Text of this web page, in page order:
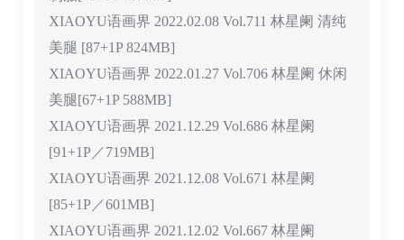
XIAOYU语画界 2022.02.08 Vol.711 林星阑 清纯
美腿 [87+1P 824MB]
XIAOYU语画界 2022.01.27 Vol.706 林星阑 休闲
美腿[67+1P 588MB]
XIAOYU语画界 2021.12.29 Vol.686 林星阑
[91+1P／719MB]
XIAOYU语画界 2021.12.08 Vol.671 林星阑
[85+1P／601MB]
XIAOYU语画界 2021.12.02 Vol.667 林星阑